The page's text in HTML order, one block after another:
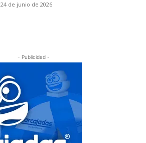
24 de junio de 2026
- Publicidad -